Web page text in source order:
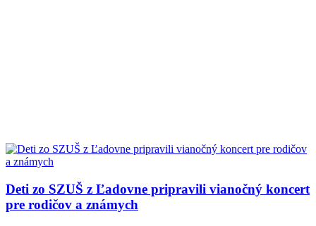
Deti zo SZUŠ z Ľadovne pripravili vianočný koncert
pre rodičov a známych